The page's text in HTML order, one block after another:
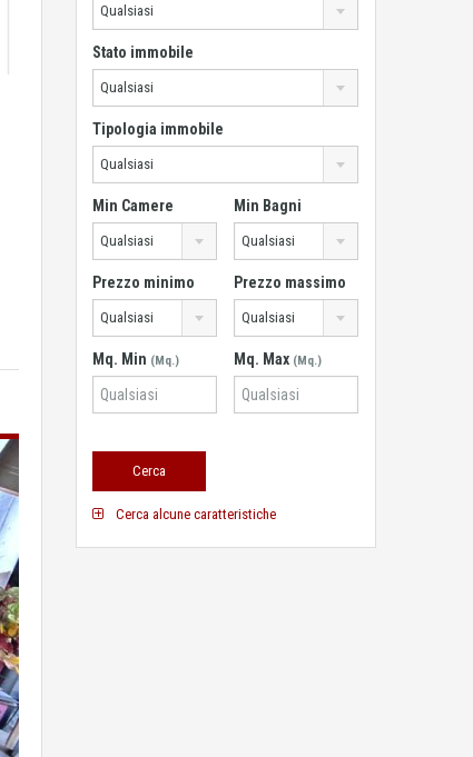
Qualsiasi
Stato immobile
Qualsiasi
Tipologia immobile
Qualsiasi
Min Camere
Qualsiasi
Min Bagni
Qualsiasi
Prezzo minimo
Qualsiasi
Prezzo massimo
Qualsiasi
Mq. Min (Mq.) Mq. Max (Mq.)
Cerca alcune caratteristiche